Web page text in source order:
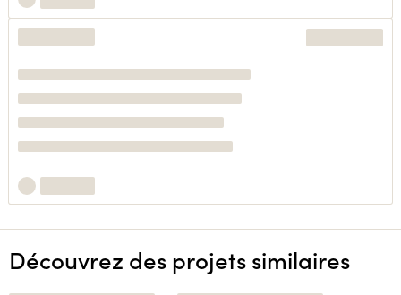
Découvrez des projets similaires